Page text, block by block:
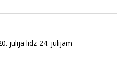
jūlija līdz 24. jūlijam